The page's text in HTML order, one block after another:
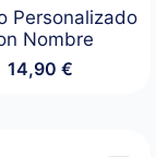
Personalizado
Nombre
14,90 €